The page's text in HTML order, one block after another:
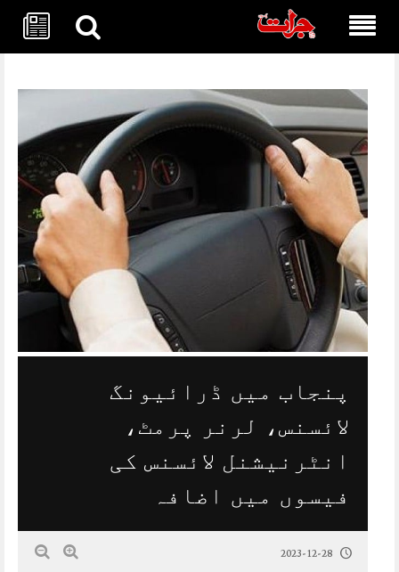
پنجاب میں ڈرائیونگ
لائسنس، لرنر پرمٹ،
انٹرنیشنل لائسنس کی
فیسوں میں اضافہ
2023-12-28